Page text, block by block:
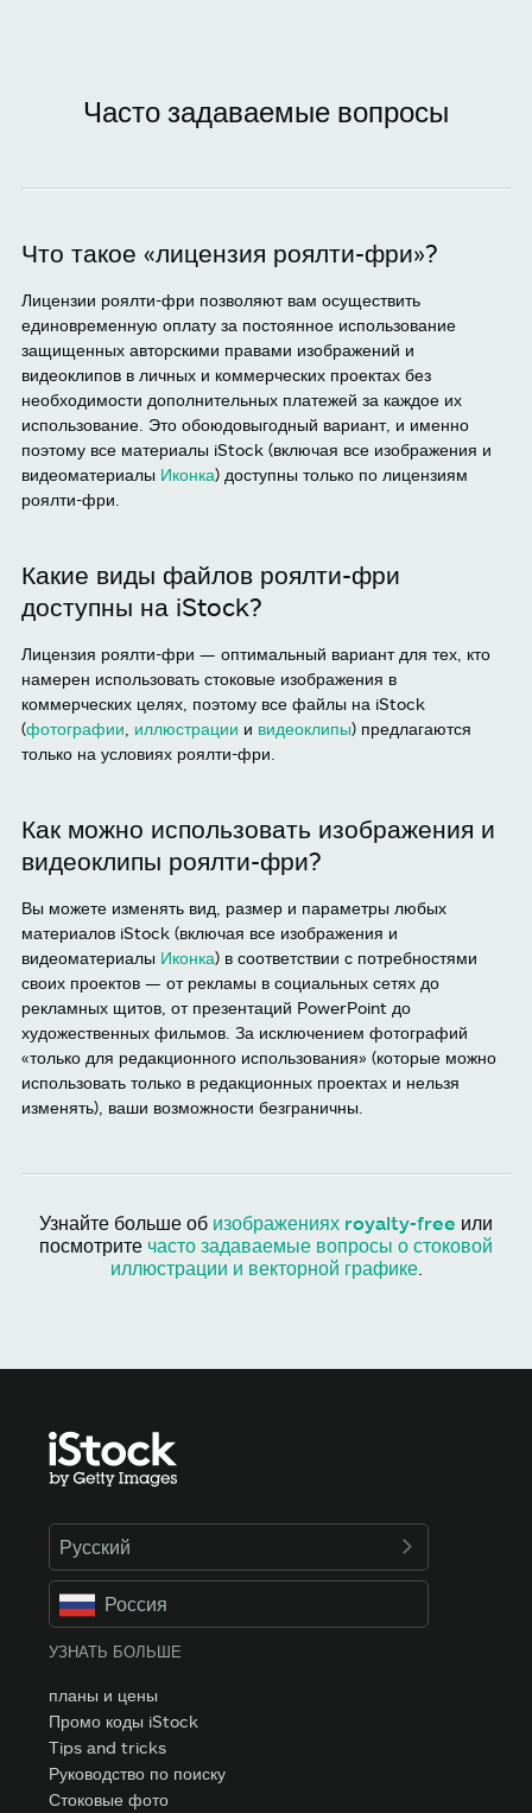
Часто задаваемые вопросы
Что такое «лицензия роялти-фри»?
Лицензии роялти-фри позволяют вам осуществить
единовременную оплату за постоянное использование
защищенных авторскими правами изображений и
видеоклипов в личных и коммерческих проектах без
необходимости дополнительных платежей за каждое их
использование. Это обоюдовыгодный вариант, и именно
поэтому все материалы iStock (включая все изображения и
видеоматериалы Иконка) доступны только по лицензиям
роялти-фри.
Какие виды файлов роялти-фри
доступны на iStock?
Лицензия роялти-фри — оптимальный вариант для тех, кто
намерен использовать стоковые изображения в
коммерческих целях, поэтому все файлы на iStock
(фотографии иллюстрации и видеоклипы) предлагаются
только на условиях роялти-фри.
Как можно использовать изображения и
видеоклипы роялти-фри?
Вы можете изменять вид, размер и параметры любых
материалов iStock (включая все изображения и
видеоматериалы Иконка) в соответствии с потребностями
своих проектов — от рекламы в социальных сетях до
рекламных щитов, от презентаций PowerPoint до
художественных фильмов. За исключением фотографий
«только для редакционного использования» (которые можно
использовать только в редакционных проектах и нельзя
изменять), ваши возможности безграничны.
Узнайте больше об изображениях royalty-free или
посмотрите часто задаваемые вопросы о стоковой
иллюстрации и векторной графике.
Русский
Россия
УЗНАТЬ БОЛЬШЕ
планы и цены
Промо коды iStock
Tips and tricks
Руководство по поиску
Стоковые фото